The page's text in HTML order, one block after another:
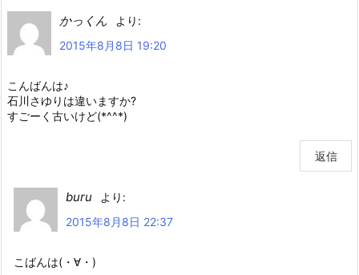
かっくん
より:
2015年8月8日 19:20
こんばんは♪
石川さゆりは違いますか?
すごーく古いけど(*^^*)
返信
buru
より:
2015年8月8日 22:37
こばんは(・∀・)